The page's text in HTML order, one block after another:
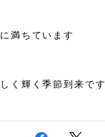
満ちています
く輝く季節到来です